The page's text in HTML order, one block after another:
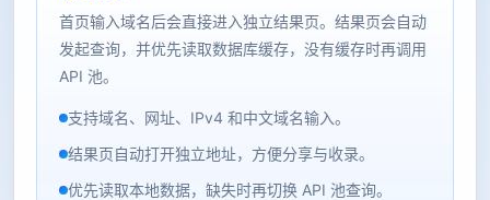
首页输入域名后会直接进入独立结果页。结果页会自动
发起查询，并优先读取数据库缓存，没有缓存时再调用
API 池。
支持域名、网址、IPv4 和中文域名输入。
结果页自动打开独立地址，方便分享与收录。
优先读取本地数据，缺失时再切换 API 池查询。